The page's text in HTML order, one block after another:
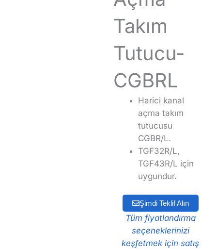
Takım
Tutucu-
CGBRL
Harici kanal
açma takım
tutucusu
CGBR/L.
TGF32R/L,
TGF43R/L için
uygundur.
Şimdi Teklif Alın
Tüm fiyatlandırma
seçeneklerinizi
keşfetmek için satış